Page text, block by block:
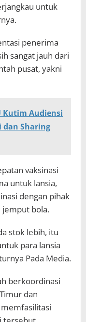
untuk
penerima
sangat jauh dari
pusat, yakni
Kutim Audiensi
Sharing
vaksinasi
untuk lansia,
dengan pihak
bola.
stok lebih, itu
para lansia
Pada Media.
berkoordinasi
dan